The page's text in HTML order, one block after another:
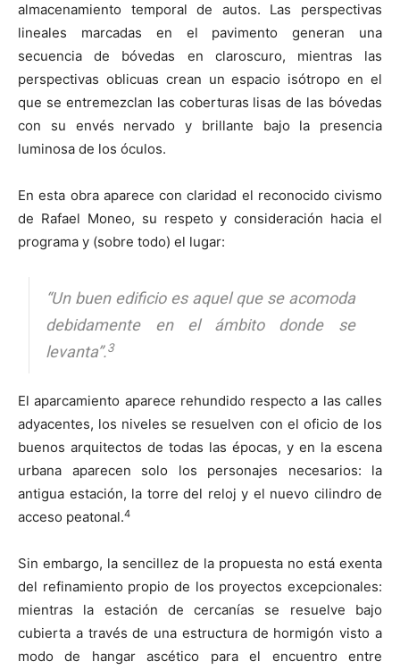
almacenamiento temporal de autos. Las perspectivas
lineales marcadas en el pavimento generan una
secuencia de bóvedas en claroscuro, mientras las
perspectivas oblicuas crean un espacio isótropo en el
que se entremezclan las coberturas lisas de las bóvedas
con su envés nervado y brillante bajo la presencia
luminosa de los óculos.
En esta obra aparece con claridad el reconocido civismo
de Rafael Moneo, su respeto y consideración hacia el
programa y (sobre todo) el lugar:
“Un buen edificio es aquel que se acomoda
debidamente en el ámbito donde se
levanta”.3
El aparcamiento aparece rehundido respecto a las calles
adyacentes, los niveles se resuelven con el oficio de los
buenos arquitectos de todas las épocas, y en la escena
urbana aparecen solo los personajes necesarios: la
antigua estación, la torre del reloj y el nuevo cilindro de
acceso peatonal.4
Sin embargo, la sencillez de la propuesta no está exenta
del refinamiento propio de los proyectos excepcionales:
mientras la estación de cercanías se resuelve bajo
cubierta a través de una estructura de hormigón visto a
modo de hangar ascético para el encuentro entre